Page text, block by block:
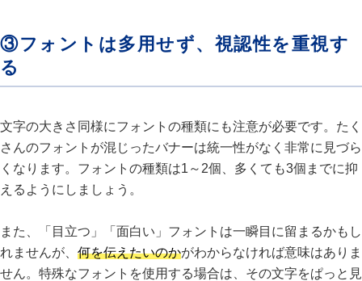
③フォントは多用せず、視認性を重視す
る
文字の大きさ同様にフォントの種類にも注意が必要です。たく
さんのフォントが混じったバナーは統一性がなく非常に見づら
くなります。フォントの種類は1～2個、多くても3個までに抑
えるようにしましょう。
また、「目立つ」「面白い」フォントは一瞬目に留まるかもし
れませんが、 何を伝えたいのかがわからなければ意味はありま
せん。特殊なフォントを使用する場合は、その文字をぱっと見